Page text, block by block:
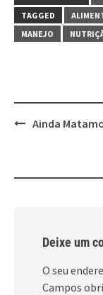
TAGGED
MANEJO
PostAinda
Deixe um
O seu
Campos